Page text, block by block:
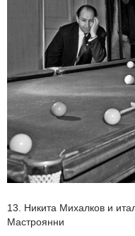
13. Никита Михалков и
Мастроянни